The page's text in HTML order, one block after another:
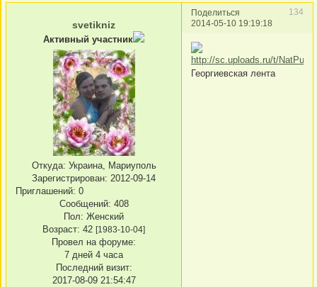
Поделиться
134
2014-05-10 19:19:18
svetikniz
Активный участник
Откуда: Украина, Мариуполь
Зарегистрирован: 2012-09-14
Приглашений: 0
Сообщений: 408
Пол: Женский
Возраст: 42 [1983-10-04]
Провел на форуме:
7 дней 4 часа
Последний визит:
2017-08-09 21:54:47
Георгиевская лента